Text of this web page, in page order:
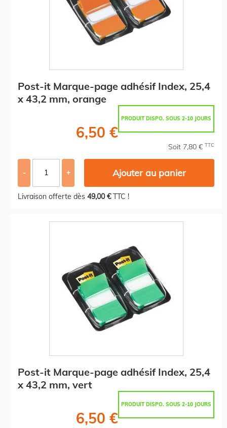
Post-it Marque-page adhésif Index, 25,4
x 43,2 mm, orange
PRODUIT DISPO. SOUS 2-10 JOURS
6,50 €
Soit 7,80 € TTC
- + Ajouter au panier
Livraison offerte dès 49,00 €TTC !
Post-it Marque-page adhésif Index, 25,4
x 43,2 mm, vert
PRODUIT DISPO. SOUS 2-10 JOURS
6,50 €